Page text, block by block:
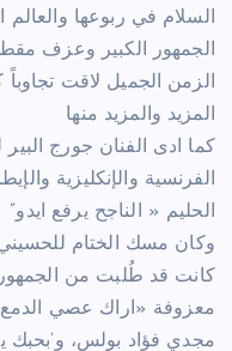
السلام في ربوعها
الجمهور الكبير وعزف
الزمن الجميل لاقت
المزيد والمزيد منها
كما ادى الفنان جورج البير
الفرنسية والإنكليزية
الحليم « الناجح يرفع ايدو”
وكان مسك الختام
كانت قد طُلبت من الجمهور
معزوفة «اراك عصي الدمع»
مجدي فؤاد بولس، و’بحبك